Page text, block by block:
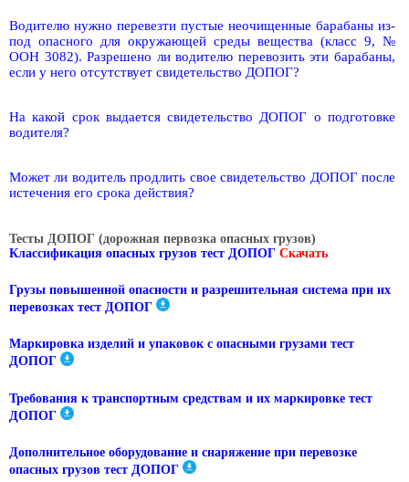
Водителю нужно перевезти пустые неочищенные барабаны из-
под опасного для окружающей среды вещества (класс 9, №
ООН 3082). Разрешено ли водителю перевозить эти барабаны,
если у него отсутствует свидетельство ДОПОГ?
На какой срок выдается свидетельство ДОПОГ о подготовке
водителя?
Может ли водитель продлить свое свидетельство ДОПОГ после
истечения его срока действия?
Тесты ДОПОГ (дорожная первозка опасных грузов)
Классификация опасных грузов тест ДОПОГ Скачать
Грузы повышенной опасности и разрешительная система при их
перевозках тест ДОПОГ
Маркировка изделий и упаковок с опасными грузами тест
ДОПОГ
Требования к транспортным средствам и их маркировке тест
ДОПОГ
Дополнительное оборудование и снаряжение при перевозке
опасных грузов тест ДОПОГ